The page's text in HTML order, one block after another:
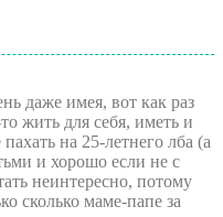
даже имея, вот как раз
жить для себя, иметь и
на 25-летнего лба (а
и хорошо если не с
неинтересно, потому
сколько маме-папе за